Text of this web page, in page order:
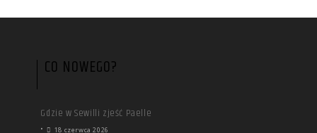
CO NOWEGO?
Gdzie w Sewilli zjeść Paelle
• 18 czerwca 2026